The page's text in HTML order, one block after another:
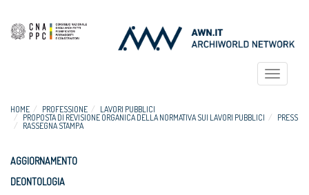
Toggle
HOME PROFESSIONE
LAVORI PUBBLICI
PROPOSTA DI REVISIONE ORGANICA DELLA NORMATIVA SUI LAVORI PUBBLICI
PRESS
RASSEGNA STAMPA
AGGIORNAMENTO
DEONTOLOGIA